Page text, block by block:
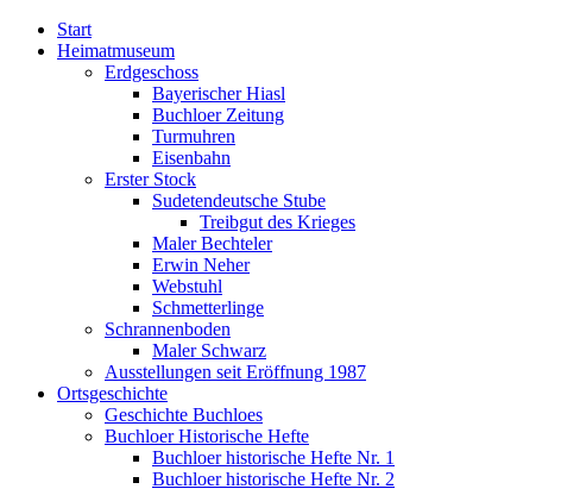
Start
Heimatmuseum
Erdgeschoss
Bayerischer Hiasl
Buchloer Zeitung
Turmuhren
Eisenbahn
Erster Stock
Sudetendeutsche Stube
Treibgut des Krieges
Maler Bechteler
Erwin Neher
Webstuhl
Schmetterlinge
Schrannenboden
Maler Schwarz
Ausstellungen seit Eröffnung 1987
Ortsgeschichte
Geschichte Buchloes
Buchloer Historische Hefte
Buchloer historische Hefte Nr. 1
Buchloer historische Hefte Nr. 2